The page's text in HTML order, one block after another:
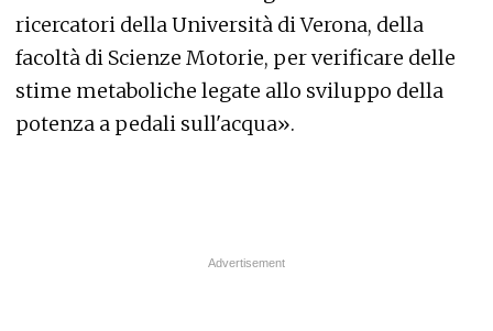
ricercatori della Università di Verona, della
facoltà di Scienze Motorie, per verificare delle
stime metaboliche legate allo sviluppo della
potenza a pedali sull'acqua».